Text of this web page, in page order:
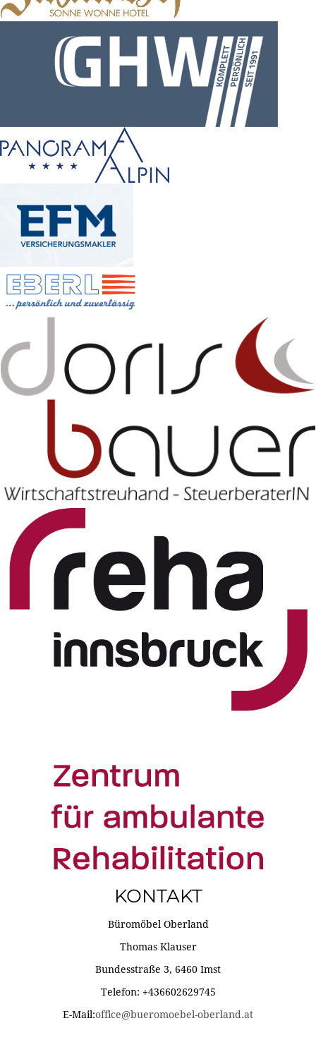
KONTAKT
Büromöbel Oberland
Thomas Klauser
Bundesstraße 3, 6460 Imst
Telefon: +436602629745
E-Mail:office@bueromoebel-oberland.at